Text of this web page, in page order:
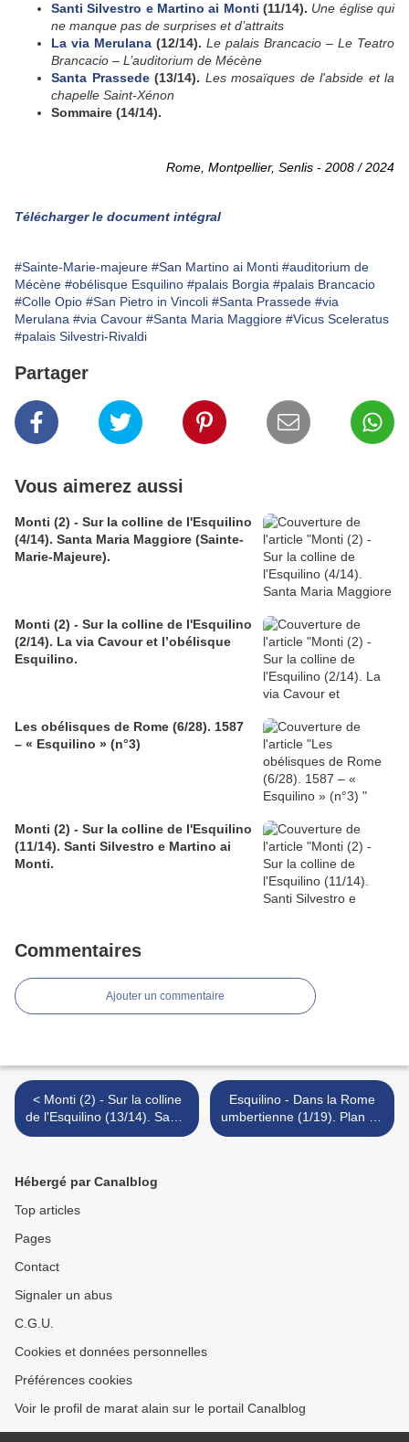
Santi Silvestro e Martino ai Monti (11/14). Une église qui
ne manque pas de surprises et d’attraits
La via Merulana (12/14). Le palais Brancacio – Le Teatro
Brancacio – L’auditorium de Mécène
Santa Prassede(13/14). Les mosaïques de l'abside et la
chapelle Saint-Xénon
Sommaire (14/14).
Rome, Montpellier, Senlis - 2008 / 2024
Télécharger le document intégral
#Sainte-Marie-majeure #San Martino ai Monti #auditorium de
Mécène #obélisque Esquilino #palais Borgia #palais Brancacio
#Colle Opio #San Pietro in Vincoli #Santa Prassede #via
Merulana #via Cavour #Santa Maria Maggiore #Vicus Sceleratus
#palais Silvestri-Rivaldi
Partager
Vous aimerez aussi
Monti (2) - Sur la colline de l'Esquilino
(4/14). Santa Maria Maggiore (Sainte-
Marie-Majeure).
Monti (2) - Sur la colline de l'Esquilino
(2/14). La via Cavour et l’obélisque
Esquilino.
Les obélisques de Rome (6/28). 1587
– « Esquilino » (n°3)
Monti (2) - Sur la colline de l'Esquilino
(11/14). Santi Silvestro e Martino ai
Monti.
Commentaires
Ajouter un commentaire
< Monti (2) - Sur la colline
de l'Esquilino (13/14). Santa
Prassede (Sainte-Praxède).
Esquilino - Dans la Rome
umbertienne (1/19). Plan du
parcours. >
Hébergé par Canalblog
Top articles
Pages
Contact
Signaler un abus
C.G.U.
Cookies et données personnelles
Préférences cookies
Voir le profil de marat alain sur le portail Canalblog